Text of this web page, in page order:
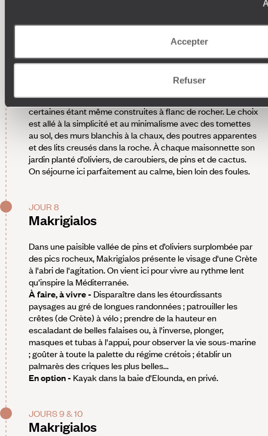
Accepter
Refuser
clôture tout en douceur sur le sable du village voisin.
À l'arrivée à Makrigialos, installation pour quatre nuits dans
terres. Succombant au charme de ces anciennes maisons
crétoises, le propriétaire les a restaurées dans le respect des
traditions et avec un goût sûr, pour en faire de confortables
petites bâtisses à l'atmosphère volontairement rustique,
certaines étant même construites à flanc de rocher. Le choix
est allé à la simplicité et au minimalisme avec des tomettes
au sol, des murs blanchis à la chaux, des poutres apparentes
et des lits creusés dans la roche. À chaque maisonnette son
jardin planté d’oliviers, de caroubiers, de pins et de cactus.
On séjourne ici parfaitement au calme, bien loin des foules.
JOUR 8
Makrigialos
Dans une paisible vallée de pins et d’oliviers surplombée par
des pics rocheux, Makrigialos présente le visage d'une Crète
à l'abri de l'agitation. On vient ici pour vivre au rythme lent
qu’inspire la Méditerranée.
À faire, à vivre- Disparaître dans les étourdissants
paysages au gré de longues randonnées ; patrouiller les
crêtes (de Crète) à vélo ; prendre de la hauteur en
escaladant de belles falaises ou, à l'inverse, plonger,
masques et tubas à l'appui, pour observer la vie sous-marine
; goûter à toute la palette du régime crétois ; établir un
palmarès des criques les plus belles...
En option - Kayak dans la baie d'Elounda, en privé.
JOURS 9 & 10
Makrigialos